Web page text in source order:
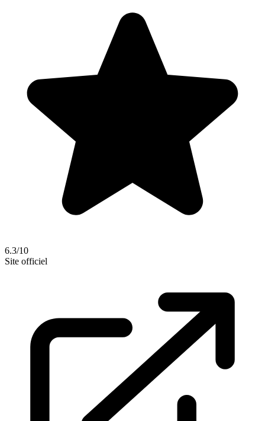
6.3/10
Site officiel